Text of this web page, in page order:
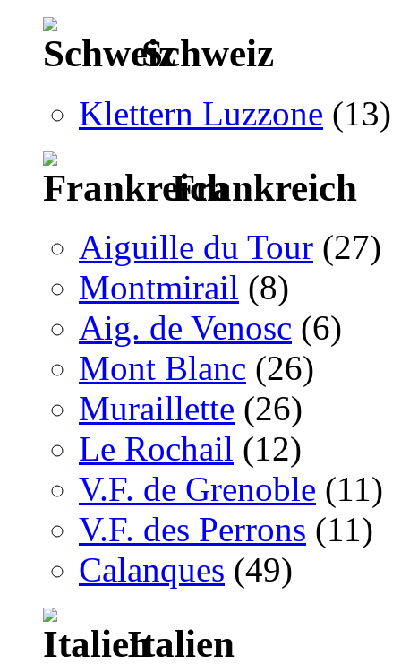
Schweiz
Klettern Luzzone (13)
Frankreich
Aiguille du Tour (27)
Montmirail (8)
Aig. de Venosc (6)
Mont Blanc (26)
Muraillette (26)
Le Rochail (12)
V.F. de Grenoble (11)
V.F. des Perrons (11)
Calanques (49)
Italien